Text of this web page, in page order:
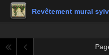
Revêtement mural